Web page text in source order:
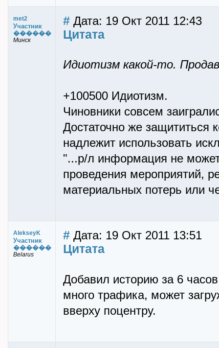
met2
Участник
������
Минск
# Дата: 19 Окт 2011 12:43
Цитата
Идиотизм какой-то.
+100500 Идиотизм.
Чиновники совсем
Достаточно же
надлежит использовать
"...р/л информация не
проведения мероприятий,
материальных потерь или
AlekseyK
Участник
������
Belarus
# Дата: 19 Окт 2011 13:51
Цитата
Добавил историю за 6
много трафика, может
вверху поцентру.